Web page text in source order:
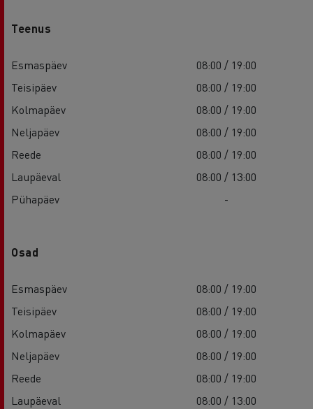
Teenus
Esmaspäev
08:00 / 19:00
Teisipäev
08:00 / 19:00
Kolmapäev
08:00 / 19:00
Neljapäev
08:00 / 19:00
Reede
08:00 / 19:00
Laupäeval
08:00 / 13:00
Pühapäev
-
Osad
Esmaspäev
08:00 / 19:00
Teisipäev
08:00 / 19:00
Kolmapäev
08:00 / 19:00
Neljapäev
08:00 / 19:00
Reede
08:00 / 19:00
Laupäeval
08:00 / 13:00